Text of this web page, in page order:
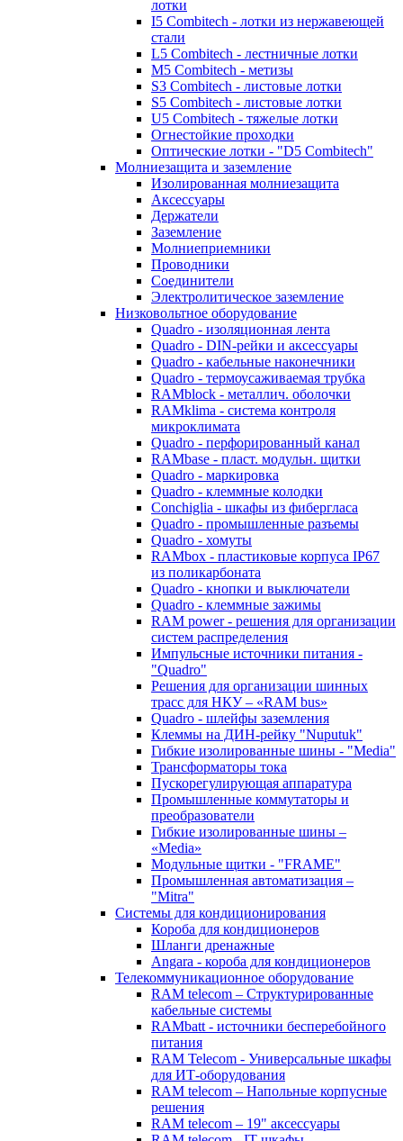
лотки
I5 Combitech - лотки из нержавеющей
стали
L5 Combitech - лестничные лотки
M5 Combitech - метизы
S3 Combitech - листовые лотки
S5 Combitech - листовые лотки
U5 Combitech - тяжелые лотки
Огнестойкие проходки
Оптические лотки - "D5 Combitech"
Молниезащита и заземление
Изолированная молниезащита
Аксессуары
Держатели
Заземление
Молниеприемники
Проводники
Соединители
Электролитическое заземление
Низковольтное оборудование
Quadro - изоляционная лента
Quadro - DIN-рейки и аксессуары
Quadro - кабельные наконечники
Quadro - термоусаживаемая трубка
RAMblock - металлич. оболочки
RAMklima - система контроля
микроклимата
Quadro - перфорированный канал
RAMbase - пласт. модульн. щитки
Quadro - маркировка
Quadro - клеммные колодки
Conchiglia - шкафы из фибергласа
Quadro - промышленные разъемы
Quadro - хомуты
RAMbox - пластиковые корпуса IP67
из поликарбоната
Quadro - кнопки и выключатели
Quadro - клеммные зажимы
RAM power - решения для организации
систем распределения
Импульсные источники питания -
"Quadro"
Решения для организации шинных
трасс для НКУ – «RAM bus»
Quadro - шлейфы заземления
Клеммы на ДИН-рейку "Nuputuk"
Гибкие изолированные шины - "Media"
Трансформаторы тока
Пускорегулирующая аппаратура
Промышленные коммутаторы и
преобразователи
Гибкие изолированные шины –
«Media»
Модульные щитки - "FRAME"
Промышленная автоматизация –
"Mitra"
Системы для кондиционирования
Короба для кондиционеров
Шланги дренажные
Angara - короба для кондиционеров
Телекоммуникационное оборудование
RAM telecom – Структурированные
кабельные системы
RAMbatt - источники бесперебойного
питания
RAM Telecom - Универсальные шкафы
для ИТ-оборудования
RAM telecom – Напольные корпусные
решения
RAM telecom – 19" аксессуары